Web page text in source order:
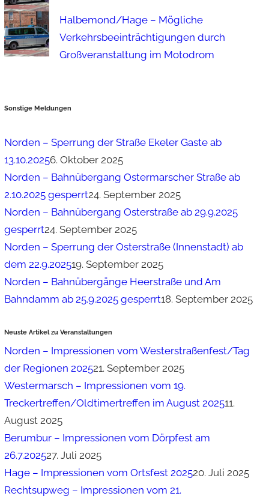
Halbemond/Hage – Mögliche
Verkehrsbeeinträchtigungen durch
Großveranstaltung im Motodrom
Sonstige Meldungen
Norden – Sperrung der Straße Ekeler Gaste ab
13.10.20256. Oktober 2025
Norden – Bahnübergang Ostermarscher Straße ab
2.10.2025 gesperrt24. September 2025
Norden – Bahnübergang Osterstraße ab 29.9.2025
gesperrt24. September 2025
Norden – Sperrung der Osterstraße (Innenstadt) ab
dem 22.9.202519. September 2025
Norden – Bahnübergänge Heerstraße und Am
Bahndamm ab 25.9.2025 gesperrt18. September 2025
Neuste Artikel zu Veranstaltungen
Norden – Impressionen vom Westerstraßenfest/Tag
der Regionen 202521. September 2025
Westermarsch – Impressionen vom 19.
Treckertreffen/Oldtimertreffen im August 202511.
August 2025
Berumbur – Impressionen vom Dörpfest am
26.7.202527. Juli 2025
Hage – Impressionen vom Ortsfest 202520. Juli 2025
Rechtsupweg – Impressionen vom 21.